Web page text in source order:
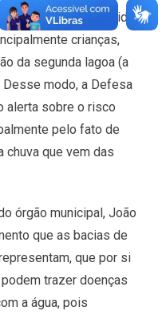
Areia e Jupiá, tem sido
crianças,
da segunda lagoa (a
modo, a Defesa
alerta sobre o risco
pelo fato de
chuva que vem das
órgão municipal, João
que as bacias de
que por si
trazer doenças
a água, pois